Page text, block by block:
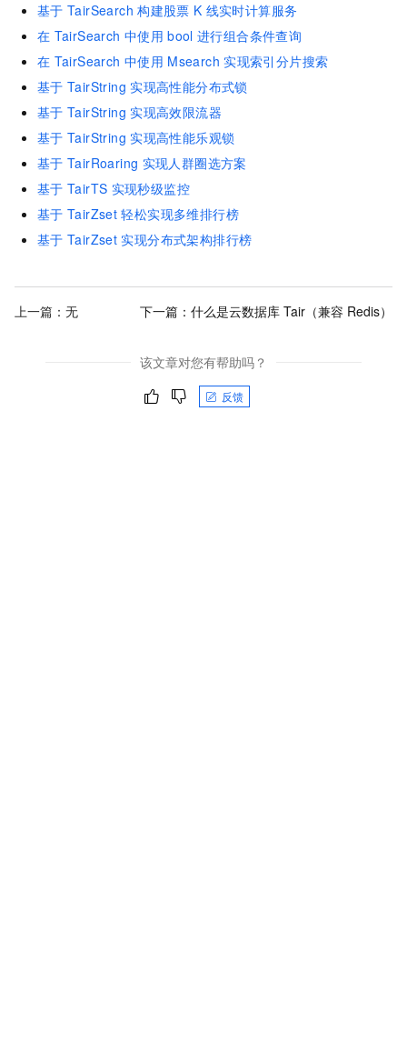
基于 TairSearch 构建股票 K 线实时计算服务
在 TairSearch 中使用 bool 进行组合条件查询
在 TairSearch 中使用 Msearch 实现索引分片搜索
基于 TairString 实现高性能分布式锁
基于 TairString 实现高效限流器
基于 TairString 实现高性能乐观锁
基于 TairRoaring 实现人群圈选方案
基于 TairTS 实现秒级监控
基于 TairZset 轻松实现多维排行榜
基于 TairZset 实现分布式架构排行榜
上一篇：无 下一篇： 什么是云数据库 Tair（兼容 Redis）
该文章对您有帮助吗？
反馈